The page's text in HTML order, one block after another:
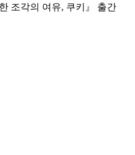
조각의 여유, 쿠키』 출간